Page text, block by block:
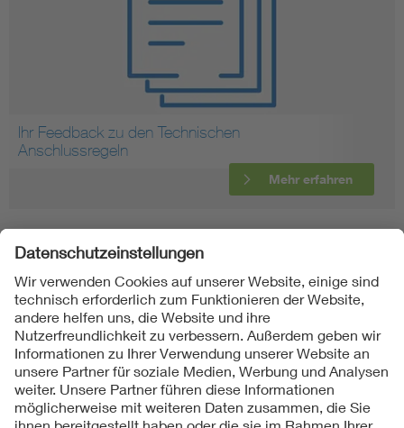
Ihr Feedback zu den Technischen
Anschlussregeln
Mehr erfahren
Folgen Sie uns